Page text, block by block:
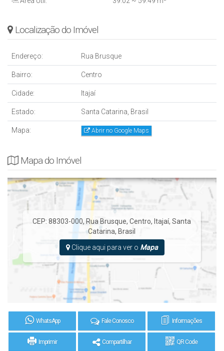
Localização do Imóvel
Endereço: Rua Brusque
Bairro: Centro
Cidade: Itajaí
Estado: Santa Catarina, Brasil
Mapa: Abrir no Google Maps
Mapa do Imóvel
CEP: 88303-000, Rua Brusque,Centro, Itajaí,Santa
Catarina, Brasil
Clique aqui para ver o Mapa
WhatsApp Fale Conosco Informações
Imprimir Compartilhar QR Code